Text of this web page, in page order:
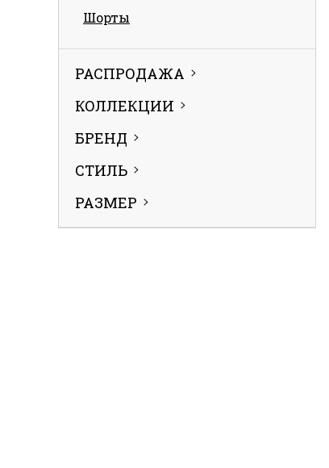
Шорты
РАСПРОДАЖА
КОЛЛЕКЦИИ
БРЕНД
СТИЛЬ
РАЗМЕР